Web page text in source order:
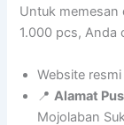
Untuk
1.000 pcs, Anda
Website
📍Alamat
Mojolaban